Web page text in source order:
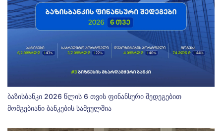
ბაზისბანკი 2026 წლის 6 თვის ფინანსური შედეგებით
მომგებიანი ბანკების სამეულშია